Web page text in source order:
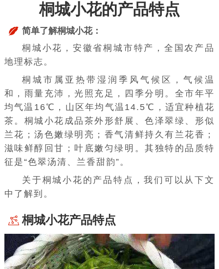
桐城小花的产品特点
简单了解桐城小花：
桐城小花，安徽省桐城市特产，全国农产品
地理标志。
桐城市属亚热带湿润季风气候区，气候温
和，雨量充沛，光照充足，四季分明。全市年平
均气温16℃，山区年均气温14.5℃，适宜种植花
茶。桐城小花成品茶外形舒展、色泽翠绿、形似
兰花；汤色嫩绿明亮；香气清鲜持久有兰花香；
滋味鲜醇回甘；叶底嫩匀绿明。其独特的品质特
征是“色翠汤清、兰香甜韵”。
关于桐城小花的产品特点，我们可以从下文
中了解到。
桐城小花产品特点